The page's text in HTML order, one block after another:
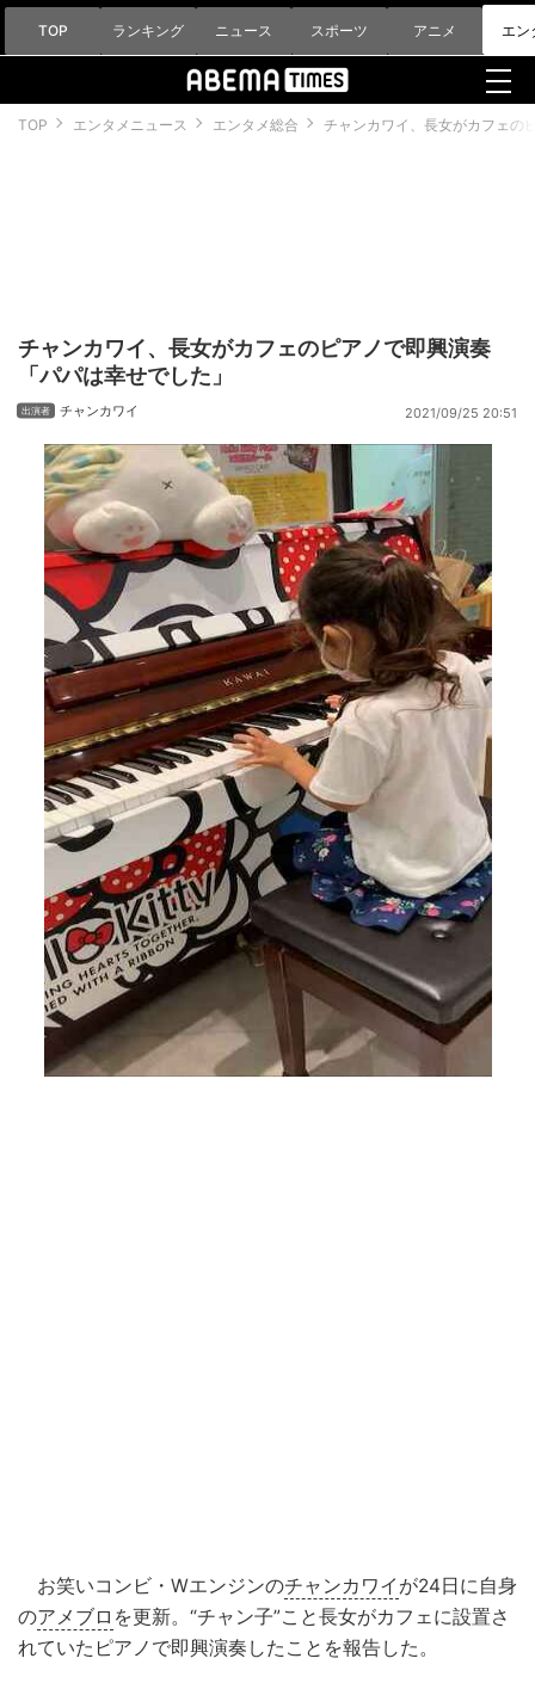
TOP ランキング ニュース スポーツ アニメ エン
TOP エンタメニュース エンタメ総合 チャンカワイ、長女がカフェの
チャンカワイ、長女がカフェのピアノで即興演奏
「パパは幸せでした」
チャンカワイ 2021/09/25 20:51
お笑いコンビ・Wエンジンのチャンカワイ が24日に自身
のアメブロ を更新。“チャン子”こと長女がカフェに設置さ
れていたピアノで即興演奏したことを報告した。